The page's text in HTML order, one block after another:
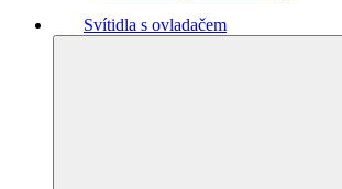
Svítidla s ovladačem